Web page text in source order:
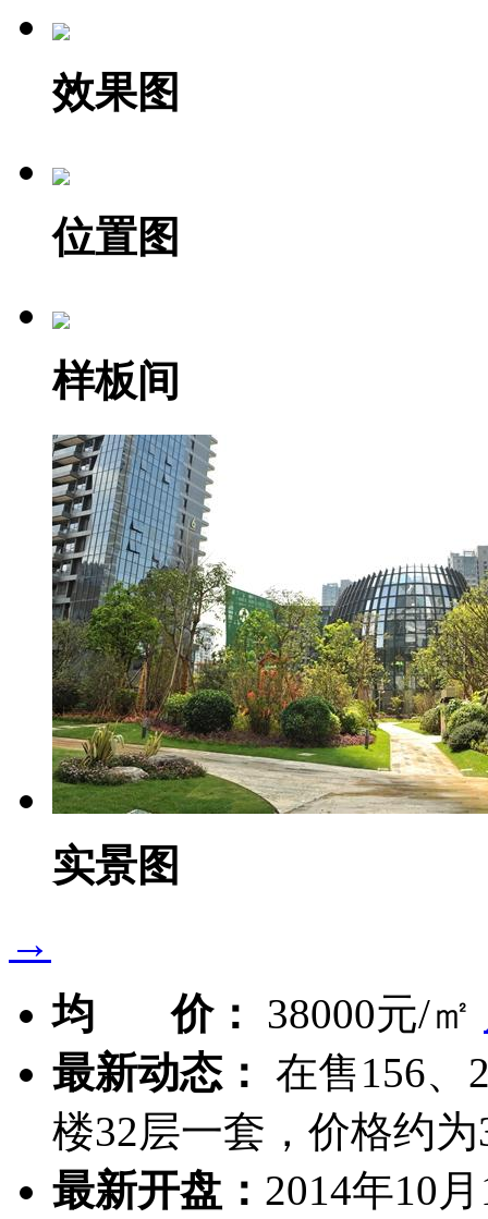
效果图
位置图
样板间
实景图
→
均 价：
38000元/㎡
最新动态： 在售156、
楼32层一套，价格约
最新开盘： 2014年10